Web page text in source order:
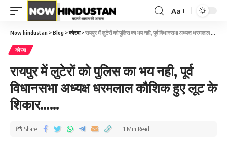
Aa
Now hindustan >Blog >कोरबा>रायपुर में लुटेरों को पुलिस का भय नही, पूर्व विधानसभा अध्यक्ष धरमलाल कौशिक हुए लूट के शिकार……
कोरबा
रायपुर में लुटेरों को पुलिस का भय नही, पूर्व
विधानसभा अध्यक्ष धरमलाल कौशिक हुए लूट के
शिकार……
Share 1 Min Read